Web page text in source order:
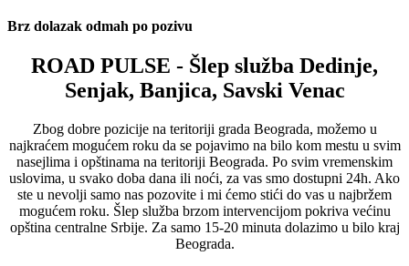
Brz dolazak odmah po pozivu
ROAD PULSE - Šlep služba Dedinje,
Senjak, Banjica, Savski Venac
Zbog dobre pozicije na teritoriji grada Beograda, možemo u
najkraćem mogućem roku da se pojavimo na bilo kom mestu u svim
nasejlima i opštinama na teritoriji Beograda. Po svim vremenskim
uslovima, u svako doba dana ili noći, za vas smo dostupni 24h. Ako
ste u nevolji samo nas pozovite i mi ćemo stići do vas u najbržem
mogućem roku. Šlep služba brzom intervencijom pokriva većinu
opština centralne Srbije. Za samo 15-20 minuta dolazimo u bilo kraj
Beograda.